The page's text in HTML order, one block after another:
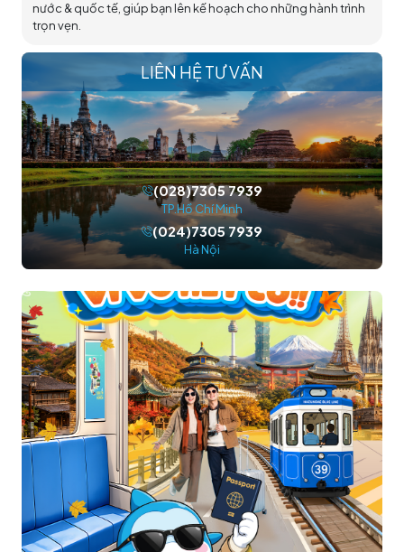
nước & quốc tế, giúp bạn lên kế hoạch cho những hành trình
trọn vẹn.
LIÊN HỆ TƯ VẤN
(028)7305 7939
TP.Hồ Chí Minh
(024)7305 7939
Hà Nội